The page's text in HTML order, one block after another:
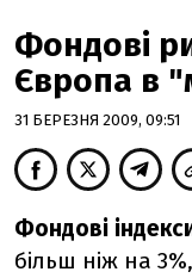
Фондові
Європа в
31 БЕРЕЗНЯ 2009, 09:51
Фондові
більш ніж на